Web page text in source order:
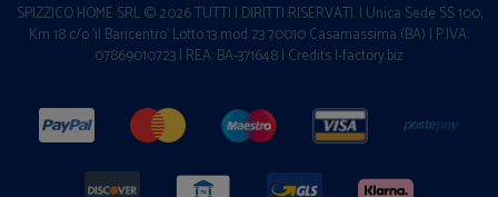
SPIZZICO HOME SRL © 2026 TUTTI I DIRITTI RISERVATI. | Unica Sede SS 100,
Km 18 c/o 'il Baricentro' Lotto 13 mod 23 70010 Casamassima (BA) | P.IVA:
07869010723 | REA: BA-371648 | Credits I-factory.biz